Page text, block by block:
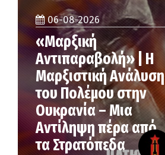
06-08-2026
«Μαρξική
Αντιπαραβολή» | Η
Μαρξιστική Ανάλυση
του Πολέμου στην
Ουκρανία – Μια
Αντίληψη πέρα από
τα Στρατόπεδα